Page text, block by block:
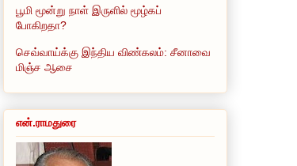
பூமி மூன்று நாள் இருளில் மூழ்கப்
போகிறதா?
செவ்வாய்க்கு இந்திய விண்கலம்: சீனாவை
மிஞ்ச ஆசை
என்.ராமதுரை